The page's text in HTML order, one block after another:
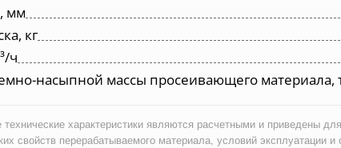
мм
кг
ч
насыпной массы просеивающего материала,
характеристики являются расчетными и приведены
свойств перерабатываемого материала, условий эксплуатации